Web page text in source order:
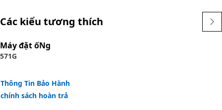
• Prevent movement and maintain assembly integrity.
• Engineered for durable performance.
• Holds parts in place to prevent dislodgment.
integrity by preventing parts from moving or dislodging.
Các kiểu tương thích
Máy đặt ốNg
571G
Thông Tin Bảo Hành
chính sách hoàn trả